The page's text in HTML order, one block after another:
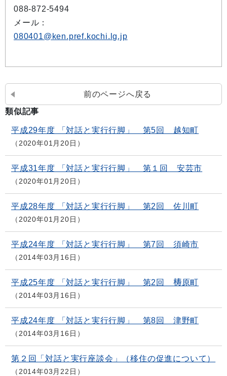
088-872-5494
メール：
080401@ken.pref.kochi.lg.jp
前のページへ戻る
類似記事
平成29年度 「対話と実行行脚」 第5回 越知町
2020年01月20日
平成31年度 「対話と実行行脚」 第１回 安芸市
2020年01月20日
平成28年度 「対話と実行行脚」 第2回 佐川町
2020年01月20日
平成24年度 「対話と実行行脚」 第7回 須崎市
2014年03月16日
平成25年度 「対話と実行行脚」 第2回 梼原町
2014年03月16日
平成24年度 「対話と実行行脚」 第8回 津野町
2014年03月16日
第２回「対話と実行座談会」（移住の促進について）
2014年03月22日